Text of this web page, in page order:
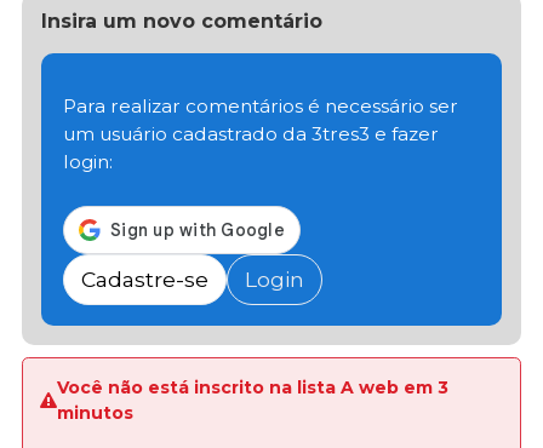
Insira um novo comentário
Para realizar comentários é necessário ser
um usuário cadastrado da 3tres3 e fazer
login:
Cadastre-se Login
Você não está inscrito na lista A web em 3
minutos